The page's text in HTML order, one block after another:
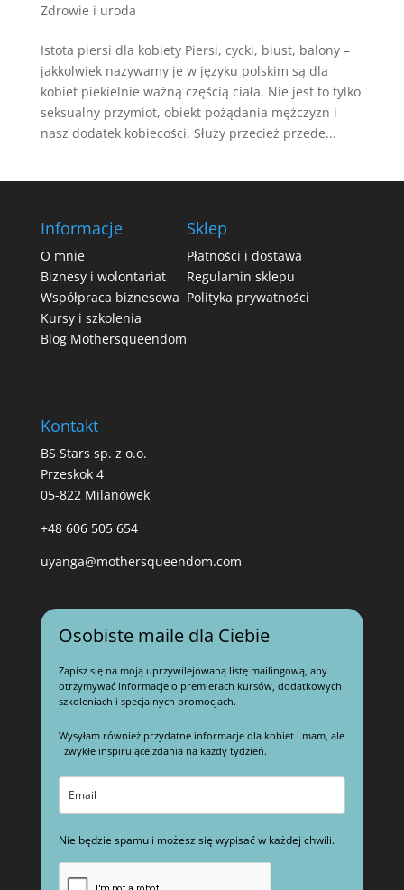
Zdrowie i uroda
Istota piersi dla kobiety Piersi, cycki, biust, balony –
jakkolwiek nazywamy je w języku polskim są dla
kobiet piekielnie ważną częścią ciała. Nie jest to tylko
seksualny przymiot, obiekt pożądania mężczyzn i
nasz dodatek kobiecości. Służy przecież przede...
Informacje
O mnie
Biznesy i wolontariat
Współpraca biznesowa
Kursy i szkolenia
Blog Mothersqueendom
Sklep
Płatności i dostawa
Regulamin sklepu
Polityka prywatności
Kontakt
BS Stars sp. z o.o.
Przeskok 4
05-822 Milanówek
+48 606 505 654
uyanga@mothersqueendom.com
Osobiste maile dla Ciebie
Zapisz się na moją uprzywilejowaną listę mailingową, aby
otrzymywać informacje o premierach kursów, dodatkowych
szkoleniach i specjalnych promocjach.
Wysyłam również przydatne informacje dla kobiet i mam, ale
i zwykłe inspirujące zdania na każdy tydzień.
Nie będzie spamu i możesz się wypisać w każdej chwili.